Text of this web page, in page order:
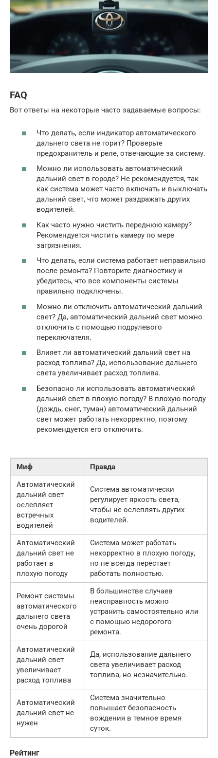
FAQ
Вот ответы на некоторые часто задаваемые вопросы:
Что делать, если индикатор автоматического
дальнего света не горит? Проверьте
предохранитель и реле, отвечающие за систему.
Можно ли использовать автоматический
дальний свет в городе? Не рекомендуется, так
как система может часто включать и выключать
дальний свет, что может раздражать других
водителей.
Как часто нужно чистить переднюю камеру?
Рекомендуется чистить камеру по мере
загрязнения.
Что делать, если система работает неправильно
после ремонта? Повторите диагностику и
убедитесь, что все компоненты системы
правильно подключены.
Можно ли отключить автоматический дальний
свет? Да, автоматический дальний свет можно
отключить с помощью подрулевого
переключателя.
Влияет ли автоматический дальний свет на
расход топлива? Да, использование дальнего
света увеличивает расход топлива.
Безопасно ли использовать автоматический
дальний свет в плохую погоду? В плохую погоду
(дождь, снег, туман) автоматический дальний
свет может работать некорректно, поэтому
рекомендуется его отключить.
Миф
Правда
Автоматический
дальний свет
ослепляет
встречных
водителей
Система автоматически
регулирует яркость света,
чтобы не ослеплять других
водителей.
Автоматический
дальний свет не
работает в
плохую погоду
Система может работать
некорректно в плохую погоду,
но не всегда перестает
работать полностью.
Ремонт системы
автоматического
дальнего света
очень дорогой
В большинстве случаев
неисправность можно
устранить самостоятельно или
с помощью недорогого
ремонта.
Автоматический
дальний свет
увеличивает
расход топлива
Да, использование дальнего
света увеличивает расход
топлива, но незначительно.
Автоматический
дальний свет не
нужен
Система значительно
повышает безопасность
вождения в темное время
суток.
Рейтинг